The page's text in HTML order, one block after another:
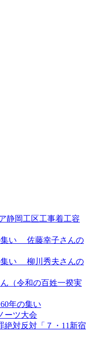
静岡工区工事着工容
集い 佐藤幸子さんの
集い 柳川秀夫さんの
（令和の百姓一揆実
年の集い
ーツ大会
絶対反対「７・11新宿